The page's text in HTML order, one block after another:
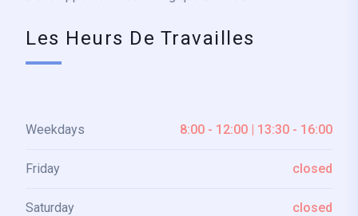
Les Heurs De Travailles
Weekdays 8:00 - 12:00 | 13:30 - 16:00
Friday closed
Saturday closed